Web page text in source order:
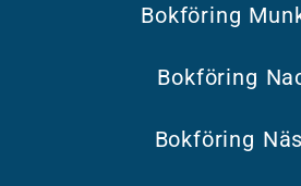
Bokföring
Bokföring
Bokföring